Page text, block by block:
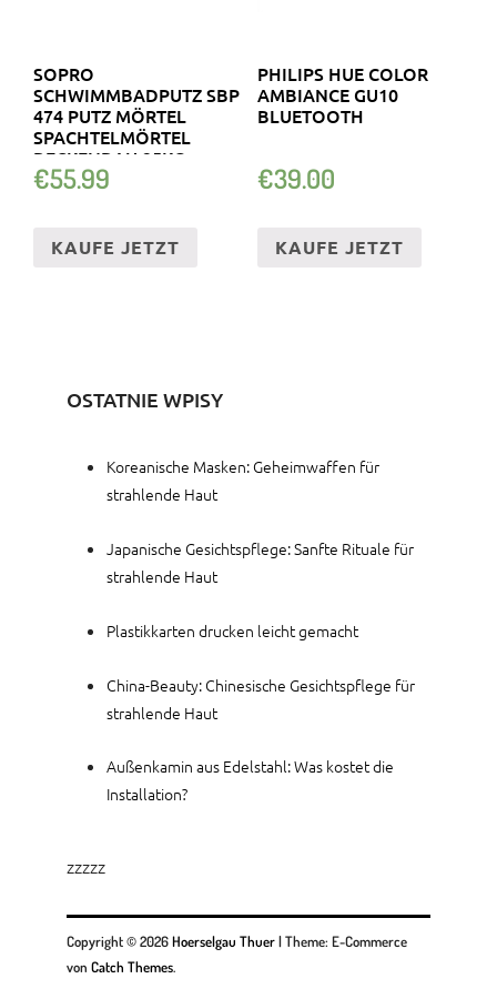
SOPRO
SCHWIMMBADPUTZ SBP
474 PUTZ MÖRTEL
SPACHTELMÖRTEL
BECKENBAU 25KG
€55.99
KAUFE JETZT
PHILIPS HUE COLOR
AMBIANCE GU10
BLUETOOTH
€39.00
KAUFE JETZT
OSTATNIE WPISY
Koreanische Masken: Geheimwaffen für
strahlende Haut
Japanische Gesichtspflege: Sanfte Rituale für
strahlende Haut
Plastikkarten drucken leicht gemacht
China-Beauty: Chinesische Gesichtspflege für
strahlende Haut
Außenkamin aus Edelstahl: Was kostet die
Installation?
zzzzz
Copyright © 2026Hoerselgau Thuer|Theme: E-Commerce
von Catch Themes.